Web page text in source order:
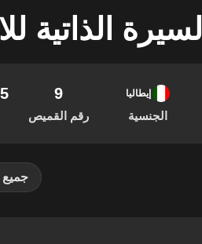
السيرة الذاتية
إيطاليا
الجنسية
9
رقم القميص
جميع